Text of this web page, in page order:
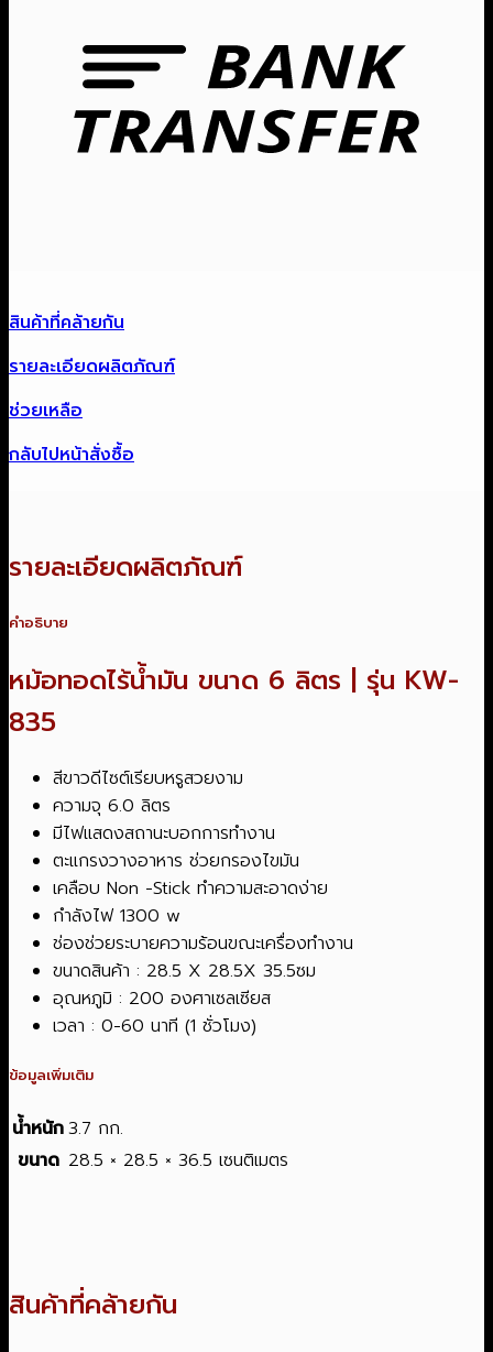
สินค้าที่คล้ายกัน
รายละเอียดผลิตภัณฑ์
ช่วยเหลือ
กลับไปหน้าสั่งซื้อ
รายละเอียดผลิตภัณฑ์
คำอธิบาย
หม้อทอดไร้น้ำมัน ขนาด 6 ลิตร | รุ่น KW-
835
สีขาวดีไซต์เรียบหรูสวยงาม
ความจุ 6.0 ลิตร
มีไฟแสดงสถานะบอกการทำงาน
ตะแกรงวางอาหาร ช่วยกรองไขมัน
เคลือบ Non -Stick ทำความสะอาดง่าย
กำลังไฟ 1300 w
ช่องช่วยระบายความร้อนขณะเครื่องทำงาน
ขนาดสินค้า : 28.5 X 28.5X 35.5ซม
อุณหภูมิ : 200 องศาเซลเซียส
เวลา : 0-60 นาที (1 ชั่วโมง)
ข้อมูลเพิ่มเติม
น้ำหนัก3.7 กก.
ขนาด 28.5 × 28.5 × 36.5 เซนติเมตร
สินค้าที่คล้ายกัน